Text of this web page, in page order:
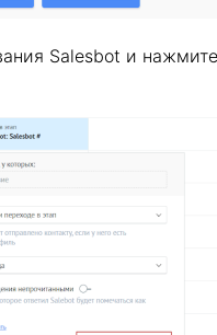
Salesbot и